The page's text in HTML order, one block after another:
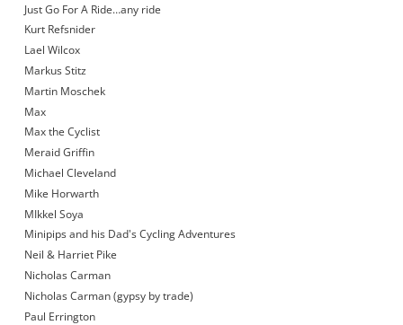
Just Go For A Ride…any ride
Kurt Refsnider
Lael Wilcox
Markus Stitz
Martin Moschek
Max
Max the Cyclist
Meraid Griffin
Michael Cleveland
Mike Horwarth
MIkkel Soya
Minipips and his Dad's Cycling Adventures
Neil & Harriet Pike
Nicholas Carman
Nicholas Carman (gypsy by trade)
Paul Errington